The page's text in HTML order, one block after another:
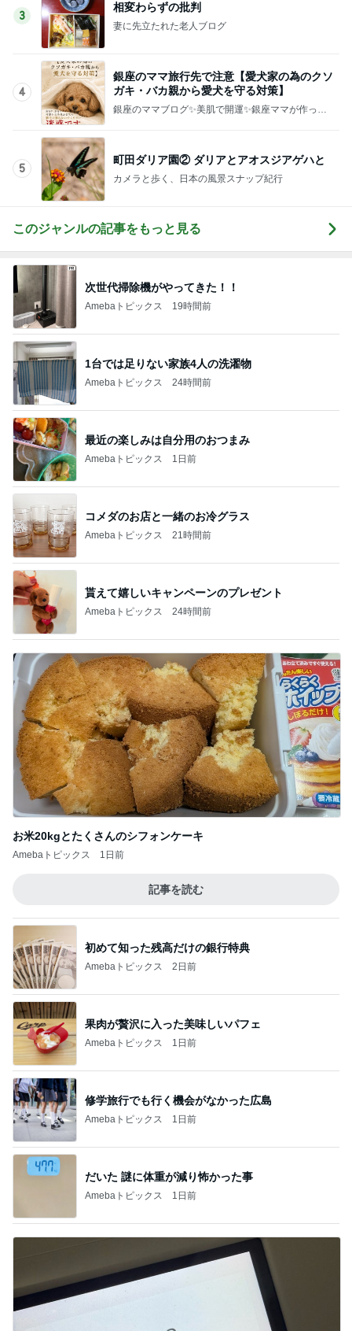
3
相変わらずの批判
妻に先立たれた老人ブログ
4
銀座のママ旅行先で注意【愛犬家の為のクソ
ガキ・バカ親から愛犬を守る対策】
銀座のママブログ✨美肌で開運✨銀座ママが作った
5
町田ダリア園② ダリアとアオスジアゲハと
カメラと歩く、日本の風景スナップ紀行
このジャンルの記事をもっと見る
次世代掃除機がやってきた！！
Amebaトピックス 19時間前
1台では足りない家族4人の洗濯物
Amebaトピックス 24時間前
最近の楽しみは自分用のおつまみ
Amebaトピックス 1日前
コメダのお店と一緒のお冷グラス
Amebaトピックス 21時間前
貰えて嬉しいキャンペーンのプレゼント
Amebaトピックス 24時間前
お米20kgとたくさんのシフォンケーキ
Amebaトピックス 1日前
記事を読む
初めて知った残高だけの銀行特典
Amebaトピックス 2日前
果肉が贅沢に入った美味しいパフェ
Amebaトピックス 1日前
修学旅行でも行く機会がなかった広島
Amebaトピックス 1日前
だいた 謎に体重が減り怖かった事
Amebaトピックス 1日前